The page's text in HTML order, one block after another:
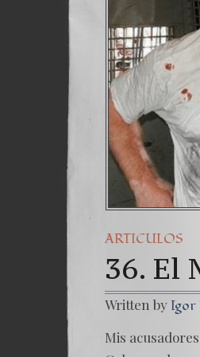
ARTICULOS
36. El
Written by Igor
Mis